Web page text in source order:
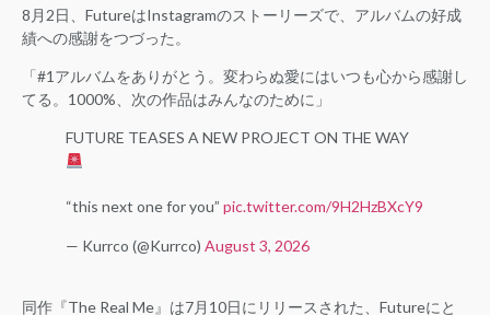
8月2日、FutureはInstagramのストーリーズで、アルバムの好成
績への感謝をつづった。
「#1アルバムをありがとう。変わらぬ愛にはいつも心から感謝し
てる。1000%、次の作品はみんなのために」
FUTURE TEASES A NEW PROJECT ON THE WAY
“this next one for you” pic.twitter.com/9H2HzBXcY9
— Kurrco (@Kurrco) August 3, 2026
同作『The Real Me』は7月10日にリリースされた、Futureにと